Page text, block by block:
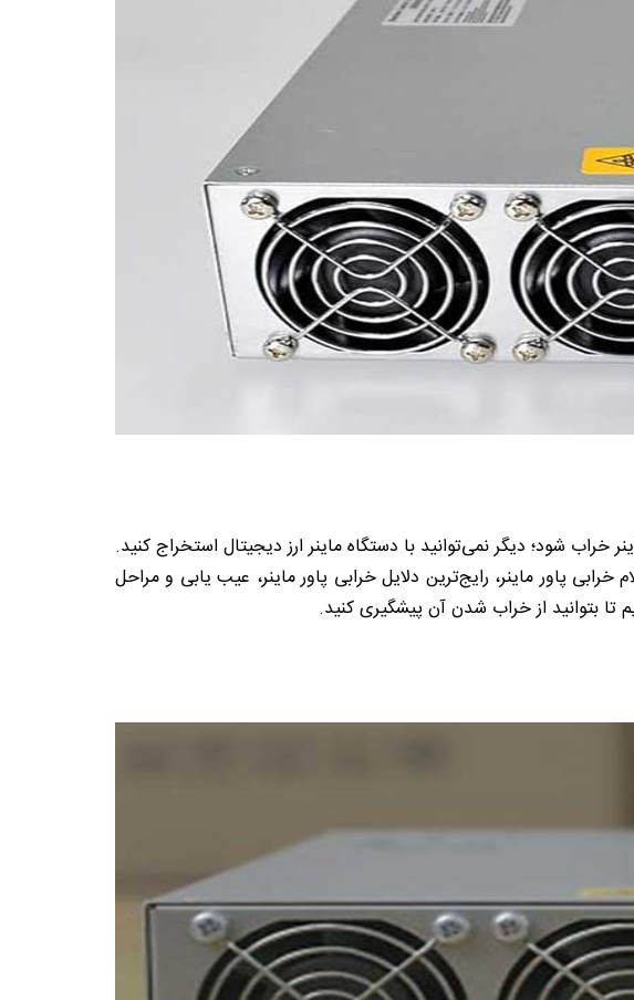
خراب شود؛ دیگر نمی‌توانید با دستگاه ماینر ارز دیجیتال استخراج کنید.
خرابی پاور ماینر، رایج‌ترین دلایل خرابی پاور ماینر، عیب یابی و مراحل
تا بتوانید از خراب شدن آن پیشگیری کنید.